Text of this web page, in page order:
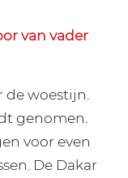
van vader
woestijn.
genomen.
voor even
De Dakar